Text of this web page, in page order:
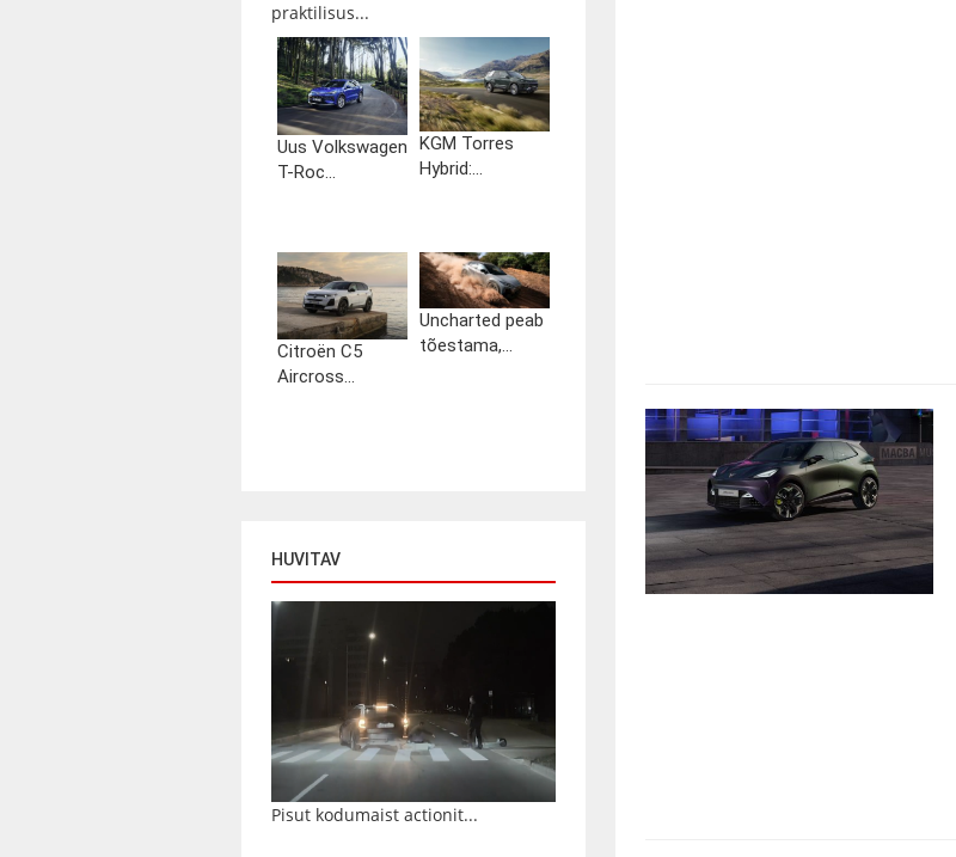
praktilisus...
Uus Volkswagen
T-Roc...
KGM Torres
Hybrid:...
Citroën C5
Aircross...
Uncharted peab
tõestama,...
HUVITAV
Pisut kodumaist actionit...